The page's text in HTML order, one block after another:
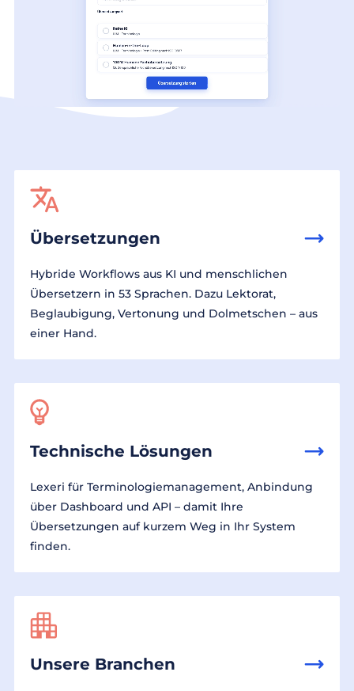
Übersetzungen
Hybride Workflows aus KI und menschlichen
Übersetzern in 53 Sprachen. Dazu Lektorat,
Beglaubigung, Vertonung und Dolmetschen – aus
einer Hand.
Technische Lösungen
Lexeri für Terminologiemanagement, Anbindung
über Dashboard und API – damit Ihre
Übersetzungen auf kurzem Weg in Ihr System
finden.
Unsere Branchen